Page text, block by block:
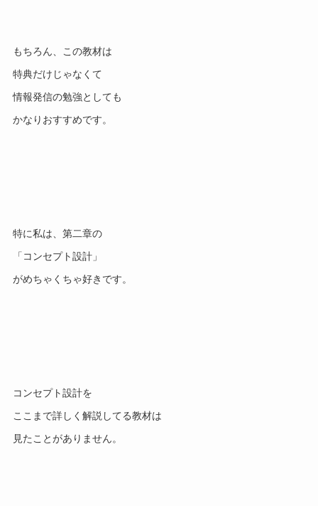
もちろん、この教材は
特典だけじゃなくて
情報発信の勉強としても
かなりおすすめです。
特に私は、第二章の
「コンセプト設計」
がめちゃくちゃ好きです。
コンセプト設計を
ここまで詳しく解説してる教材は
見たことがありません。